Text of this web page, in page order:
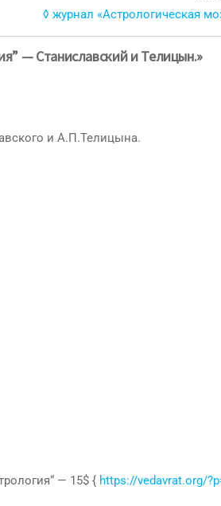
◊ журнал «Астрологическая
— Станиславский и Телицын.»
и А.П.Телицына.
— 15$ { https://vedavrat.org/